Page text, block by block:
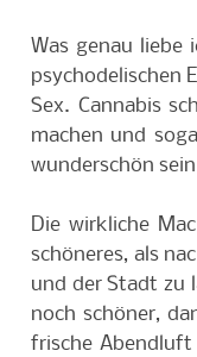
Was genau liebe
psychodelischen
Sex. Cannabis
machen und
wunderschön
Die wirkliche
schöneres, als
und der Stadt zu
noch schöner,
frische